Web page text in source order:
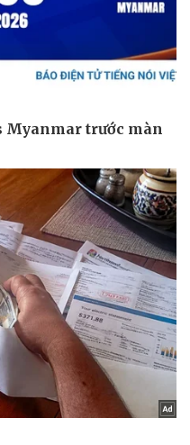
Ô tô - Xe máy
Tư vấn